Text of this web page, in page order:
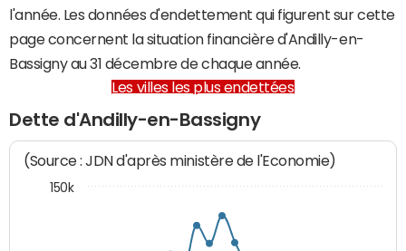
l'année. Les données d'endettement qui figurent sur cette
page concernent la situation financière d'Andilly-en-
Bassigny au 31 décembre de chaque année.
Les villes les plus endettées
Dette d'Andilly-en-Bassigny
(Source : JDN d'après ministère de l'Economie)
150k